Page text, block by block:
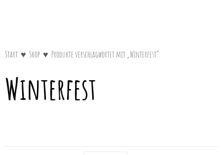
Start ♥ Shop ♥ Produkte verschlagwortet mit „Winterfest“
Winterfest